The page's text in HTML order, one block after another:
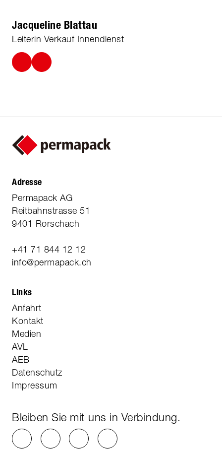
Jacqueline Blattau
Leiterin Verkauf Innendienst
Adresse
Permapack AG
Reitbahnstrasse 51
9401 Rorschach
+41 71 844 12 12
info@permapack.ch
Links
Anfahrt
Kontakt
Medien
AVL
AEB
Datenschutz
Impressum
Bleiben Sie mit uns in Verbindung.